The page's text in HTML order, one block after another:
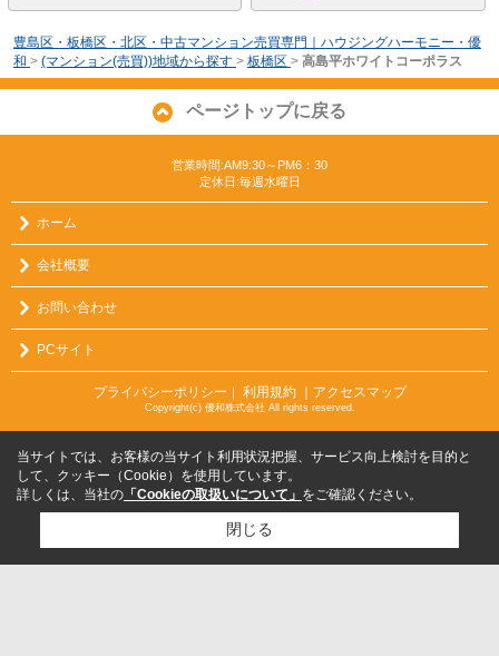
豊島区・板橋区・北区・中古マンション売買専門｜ハウジングハーモニー・優
和 > (マンション(売買))地域から探す > 板橋区 > 高島平ホワイトコーポラス
ページトップに戻る
営業時間:AM9:30～PM6：30
定休日:毎週水曜日
ホーム
会社概要
お問い合わせ
PCサイト
プライバシーポリシー ｜ 利用規約 ｜アクセスマップ
Copyright(c) 優和株式会社 All rights reserved.
当サイトでは、お客様の当サイト利用状況把握、サービス向上検討を目的と
して、クッキー（Cookie）を使用しています。
詳しくは、当社の 「Cookieの取扱いについて」 をご確認ください。
閉じる